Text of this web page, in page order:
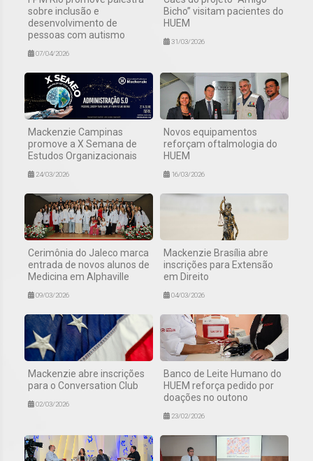
sobre inclusão e
desenvolvimento de
pessoas com autismo
07/04/2026
Bicho” visitam pacientes do
HUEM
31/03/2026
Mackenzie Campinas
promove a X Semana de
Estudos Organizacionais
24/03/2026
Novos equipamentos
reforçam oftalmologia do
HUEM
16/03/2026
Cerimônia do Jaleco marca
entrada de novos alunos de
Medicina em Alphaville
09/03/2026
Mackenzie Brasília abre
inscrições para Extensão
em Direito
04/03/2026
Mackenzie abre inscrições
para o Conversation Club
02/03/2026
Banco de Leite Humano do
HUEM reforça pedido por
doações no outono
23/02/2026